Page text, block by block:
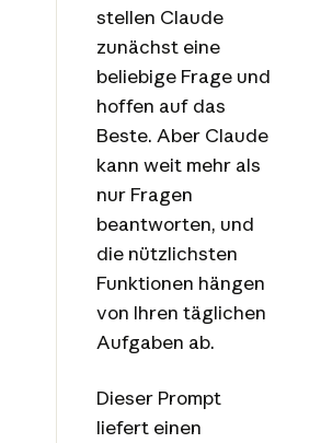
stellen Claude
zunächst eine
beliebige Frage und
hoffen auf das
Beste. Aber Claude
kann weit mehr als
nur Fragen
beantworten, und
die nützlichsten
Funktionen hängen
von Ihren täglichen
Aufgaben ab.
Dieser Prompt
liefert einen